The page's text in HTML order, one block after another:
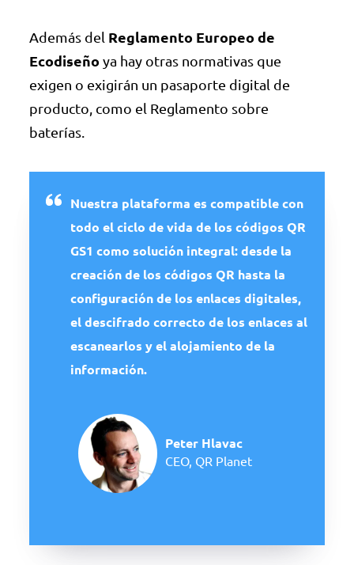
Además del Reglamento Europeo de
Ecodiseño ya hay otras normativas que
exigen o exigirán un pasaporte digital de
producto, como el Reglamento sobre
baterías.
Nuestra plataforma es compatible con
todo el ciclo de vida de los códigos QR
GS1 como solución integral: desde la
creación de los códigos QR hasta la
configuración de los enlaces digitales,
el descifrado correcto de los enlaces al
escanearlos y el alojamiento de la
información.
Peter Hlavac
CEO, QR Planet